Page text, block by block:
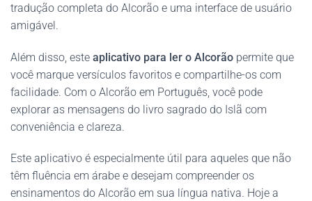
tradução completa do Alcorão e uma interface de usuário
amigável.
Além disso, este aplicativo para ler o Alcorão permite que
você marque versículos favoritos e compartilhe-os com
facilidade. Com o Alcorão em Português, você pode
explorar as mensagens do livro sagrado do Islã com
conveniência e clareza.
Este aplicativo é especialmente útil para aqueles que não
têm fluência em árabe e desejam compreender os
ensinamentos do Alcorão em sua língua nativa. Hoje a